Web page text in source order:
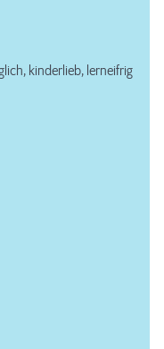
kinderlieb, lerneifrig